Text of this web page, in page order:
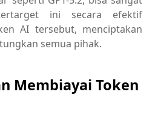
ini secara efektif
AI tersebut, menciptakan
semua pihak.
Membiayai Token